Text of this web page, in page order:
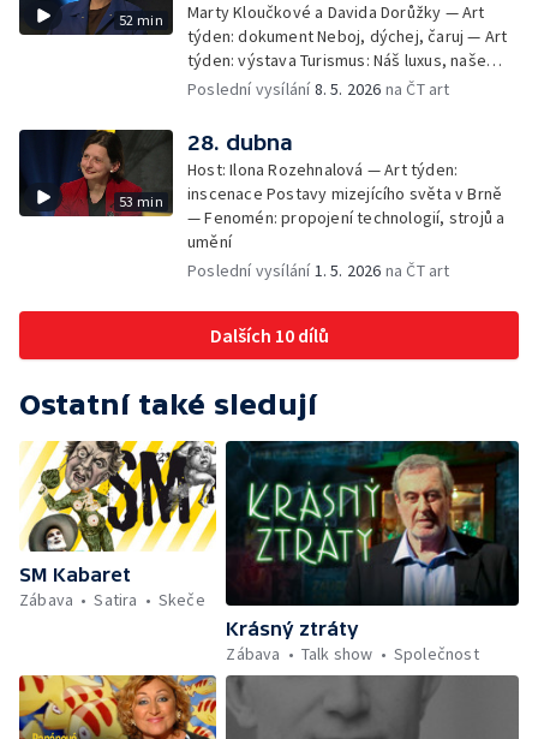
52 min
Marty Kloučkové a Davida Dorůžky — Art
týden: dokument Neboj, dýchej, čaruj — Art
týden: výstava Turismus: Náš luxus, naše
utrpení — Fenomén: divadelní kritika
Poslední vysílání8. 5. 2026 na ČT art
53 min
28. dubna
Host: Ilona Rozehnalová — Art týden:
inscenace Postavy mizejícího světa v Brně
— Fenomén: propojení technologií, strojů a
umění
Poslední vysílání1. 5. 2026 na ČT art
Dalších 10 dílů
Ostatní také sledují
SM Kabaret
Zábava
Satira
Skeče
Krásný ztráty
Zábava
Talk show Společnost